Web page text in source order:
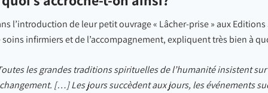
l’introduction de leur petit ouvrage « Lâcher-prise » aux
soins infirmiers et de l’accompagnement, expliquent très bien à
les grandes traditions spirituelles de l’humanité insistent
[…] Les jours succèdent aux jours, les événements